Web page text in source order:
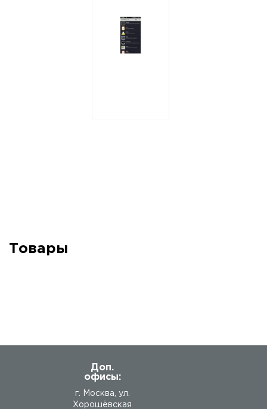
Товары
Доп.
офисы:
г. Москва, ул.
Хорошёвская